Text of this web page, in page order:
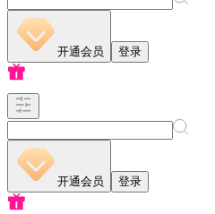
开通会员 登录
开通会员 登录